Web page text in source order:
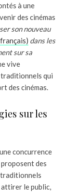
à une
des cinémas
son nouveau
dans les
sur sa
vive
qui
des cinémas.
sur les
concurrence
des
traditionnels
le public,